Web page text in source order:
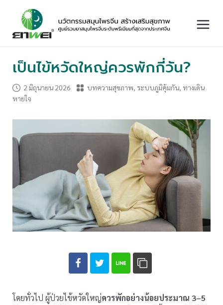
content
เป็นไข้หวัดใหญ่ควรพักกี่วัน?
2 มิถุนายน 2026 บทความสุขภาพ, ระบบภูมิคุ้มกัน, ทางเดิน
หายใจ
โดยทั่วไป ผู้ป่วยไข้หวัดใหญ่ควรพักอย่างน้อยประมาณ 3–5